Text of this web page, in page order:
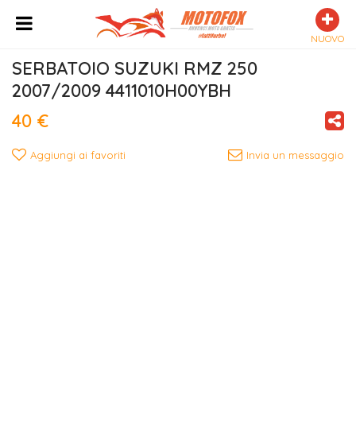
NUOVO
SERBATOIO SUZUKI RMZ 250
2007/2009 4411010H00YBH
40 €
Aggiungi ai favoriti Invia un messaggio